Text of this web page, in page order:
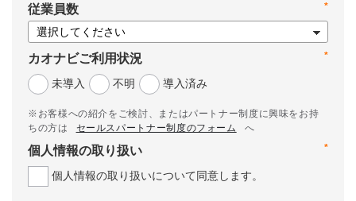
*
従業員数
*
カオナビご利用状況
未導入
不明 導入済み
※お客様への紹介をご検討、またはパートナー制度に興味をお持
ちの方は
セールスパートナー制度のフォーム
へ
*
個人情報の取り扱い
個人情報の取り扱いについて同意します。